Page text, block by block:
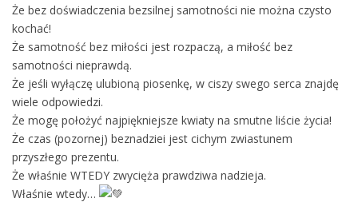
Że bez doświadczenia bezsilnej samotności nie można czysto
kochać!
Że samotność bez miłości jest rozpaczą, a miłość bez
samotności nieprawdą.
Że jeśli wyłączę ulubioną piosenkę, w ciszy swego serca znajdę
wiele odpowiedzi.
Że mogę położyć najpiękniejsze kwiaty na smutne liście życia!
Że czas (pozornej) beznadziei jest cichym zwiastunem
przyszłego prezentu.
Że właśnie WTEDY zwycięża prawdziwa nadzieja.
Właśnie wtedy…